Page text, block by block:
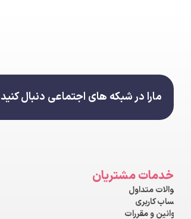
مارا در شبکه های اجتماعی دنبال کنید
خدمات مشتریان
سوالات متداول
حساب کاربری
قوانین و مقررات